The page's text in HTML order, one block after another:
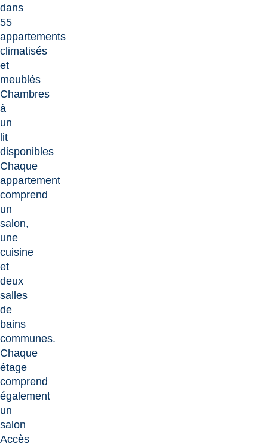
dans
55
appartements
climatisés
et
meublés
Chambres
à
un
lit
disponibles
Chaque
appartement
comprend
un
salon,
une
cuisine
et
deux
salles
de
bains
communes.
Chaque
étage
comprend
également
un
salon
Accès